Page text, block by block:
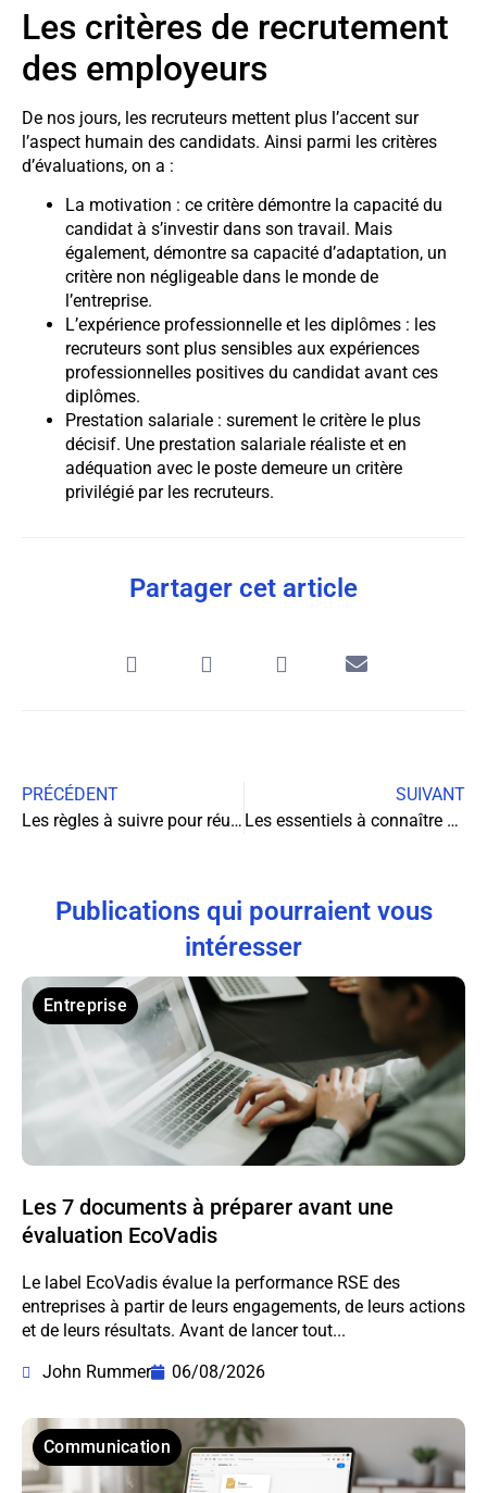
Les critères de recrutement
des employeurs
De nos jours, les recruteurs mettent plus l’accent sur
l’aspect humain des candidats. Ainsi parmi les critères
d’évaluations, on a :
La motivation : ce critère démontre la capacité du
candidat à s’investir dans son travail. Mais
également, démontre sa capacité d’adaptation, un
critère non négligeable dans le monde de
l’entreprise.
L’expérience professionnelle et les diplômes : les
recruteurs sont plus sensibles aux expériences
professionnelles positives du candidat avant ces
diplômes.
Prestation salariale : surement le critère le plus
décisif. Une prestation salariale réaliste et en
adéquation avec le poste demeure un critère
privilégié par les recruteurs.
Partager cet article
PRÉCÉDENT
Les règles à suivre pour réussir son séminaire
SUIVANT
Les essentiels à connaître sur la domiciliation d’entreprise
Publications qui pourraient vous
intéresser
Entreprise
Les 7 documents à préparer avant une
évaluation EcoVadis
Le label EcoVadis évalue la performance RSE des
entreprises à partir de leurs engagements, de leurs actions
et de leurs résultats. Avant de lancer tout...
John Rummer
06/08/2026
Communication